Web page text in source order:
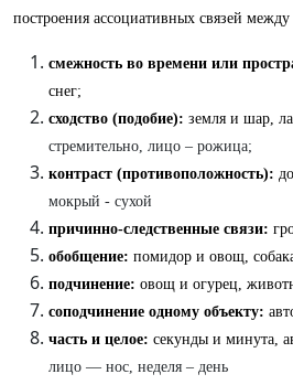
построения ассоциативных связей
смежность во времени или
снег;
сходство (подобие): земля и шар,
стремительно, лицо – рожица;
контраст (противоположность):
мокрый - сухой
причинно-следственные связи:
обобщение: помидор и овощ,
подчинение: овощ и огурец,
соподчинение одному объекту:
часть и целое: секунды и минута,
лицо — нос, неделя – день